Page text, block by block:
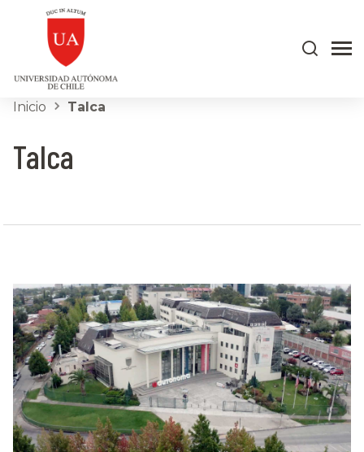
Inicio Talca
Talca